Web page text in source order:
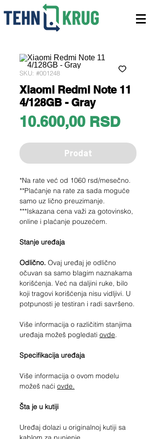
SKU: #001248
Xiaomi Redmi Note 11
4/128GB - Gray
10.600,00 RSDPrice
Prodat
*Na rate već od 1060 rsd/mesečno.
**Plaćanje na rate za sada moguće
samo uz lično preuzimanje.
***Iskazana cena važi za gotovinsko,
online i plaćanje pouzećem.
Stanje uređaja
Odlično. Ovaj uređaj je odlično
očuvan sa samo blagim naznakama
korišćenja. Već na daljini ruke, bilo
koji tragovi korišćenja nisu vidljivi. U
potpunosti je testiran i radi savršeno.
Više informacija o različitim stanjima
uređaja možeš pogledati ovde.
Specifikacija uređaja
Više informacija o ovom modelu
možeš naći ovde.
Šta je u kutiji
Uređaj dolazi u originalnoj kutiji sa